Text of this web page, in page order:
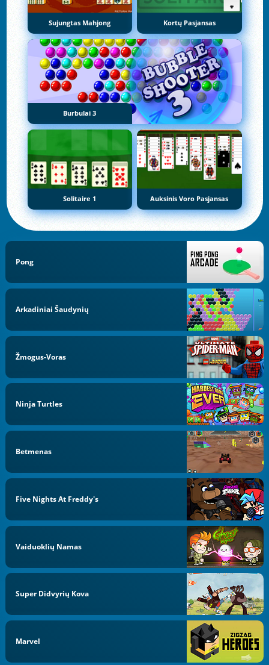
Sujungtas Mahjong Kortų Pasjansas
Burbulai 3
Solitaire 1 Auksinis Voro Pasjansas
Pong
Arkadiniai Šaudynių
Žmogus-Voras
Ninja Turtles
Betmenas
Five Nights At Freddy's
Vaiduoklių Namas
Super Didvyrių Kova
Marvel